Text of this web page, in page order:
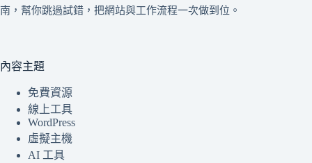
南，幫你跳過試錯，把網站與工作流程一次做到位。
內容主題
免費資源
線上工具
WordPress
虛擬主機
AI 工具